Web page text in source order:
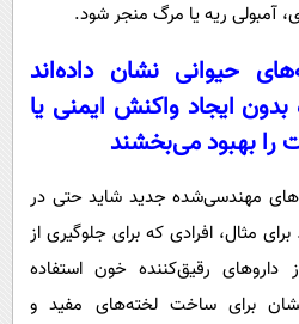
آمبولی ریه یا مرگ منجر شود.
حیوانی نشان داده‌اند
ایجاد واکنش ایمنی یا
را بهبود می‌بخشند
مهندسی‌شده جدید شاید حتی در
مثال، افرادی که برای جلوگیری از
رقیق‌کننده خون استفاده
برای ساخت لخته‌های مفید و